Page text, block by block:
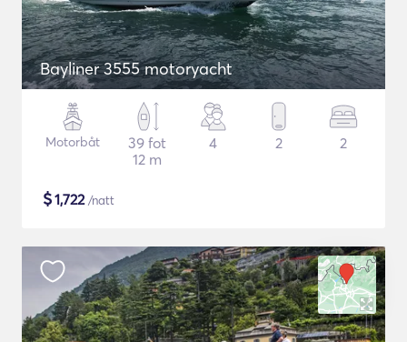
Bayliner 3555 motoryacht
Motorbåt
39 fot
12 m
4 2 2
$1,722/natt